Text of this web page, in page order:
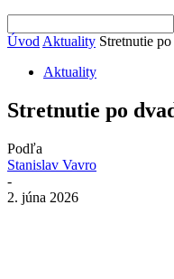
Úvod Aktuality Stretnutie
Aktuality
Stretnutie po
Podľa
Stanislav Vavro
-
2. júna 2026